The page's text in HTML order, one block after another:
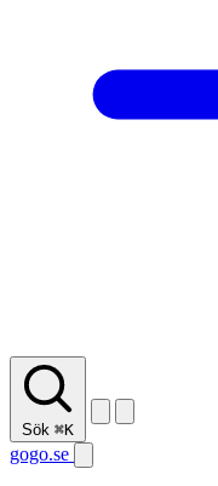
Sök ⌘K
gogo.se